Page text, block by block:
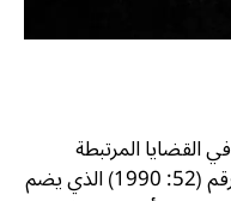
القضايا المرتبطة
بالشرف منصوص عليها في القانون رقم (52: 1990) الذي يضم